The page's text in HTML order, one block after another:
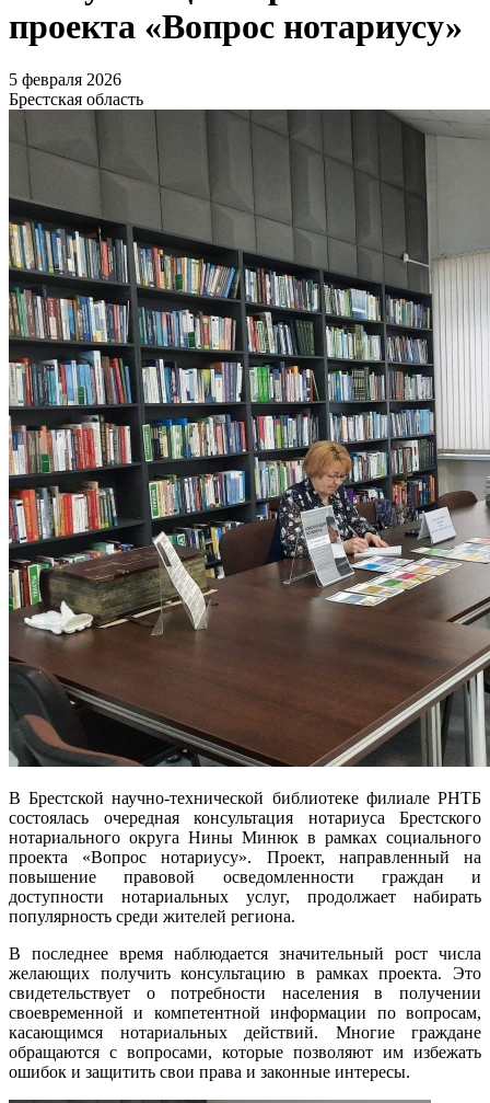
проекта «Вопрос нотариусу»
5 февраля 2026
Брестская область
В Брестской научно-технической библиотеке филиале РНТБ
состоялась очередная консультация нотариуса Брестского
нотариального округа Нины Минюк в рамках социального
проекта «Вопрос нотариусу». Проект, направленный на
повышение правовой осведомленности граждан и
доступности нотариальных услуг, продолжает набирать
популярность среди жителей региона.
В последнее время наблюдается значительный рост числа
желающих получить консультацию в рамках проекта. Это
свидетельствует о потребности населения в получении
своевременной и компетентной информации по вопросам,
касающимся нотариальных действий. Многие граждане
обращаются с вопросами, которые позволяют им избежать
ошибок и защитить свои права и законные интересы.